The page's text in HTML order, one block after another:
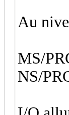
Au
MS/
NS/